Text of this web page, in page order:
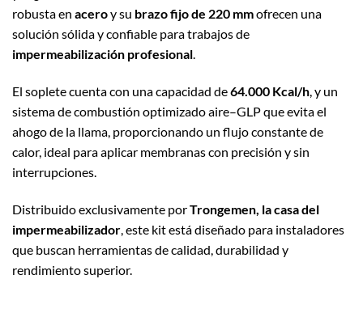
robusta en aceroy su brazo fijo de 220 mmofrecen una
solución sólida y confiable para trabajos de
impermeabilización profesional.
El soplete cuenta con una capacidad de64.000 Kcal/h, y un
sistema de combustión optimizado aire–GLP que evita el
ahogo de la llama, proporcionando un flujo constante de
calor, ideal para aplicar membranas con precisión y sin
interrupciones.
Distribuido exclusivamente porTrongemen, la casa del
impermeabilizador , este kit está diseñado para instaladores
que buscan herramientas de calidad, durabilidad y
rendimiento superior.